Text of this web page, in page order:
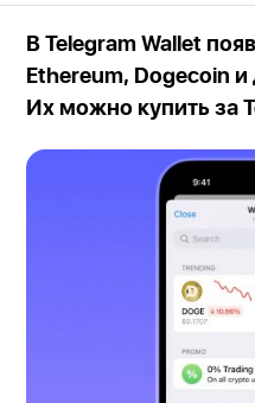
В Telegram Wallet
Ethereum, Dogecoin
Их можно купить за